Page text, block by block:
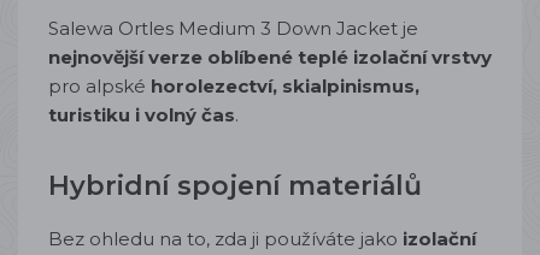
Salewa Ortles Medium 3 Down Jacket je
nejnovější verze oblíbené teplé izolační vrstvy
pro alpské horolezectví, skialpinismus,
turistiku i volný čas.
Hybridní spojení materiálů
Bez ohledu na to, zda ji používáte jako izolační